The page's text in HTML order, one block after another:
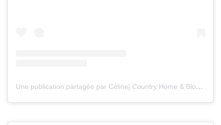
Une publication partagée par Céline| Country Home & Blooms (@countryhomeandblooms)